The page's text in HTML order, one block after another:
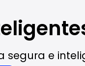
segura e